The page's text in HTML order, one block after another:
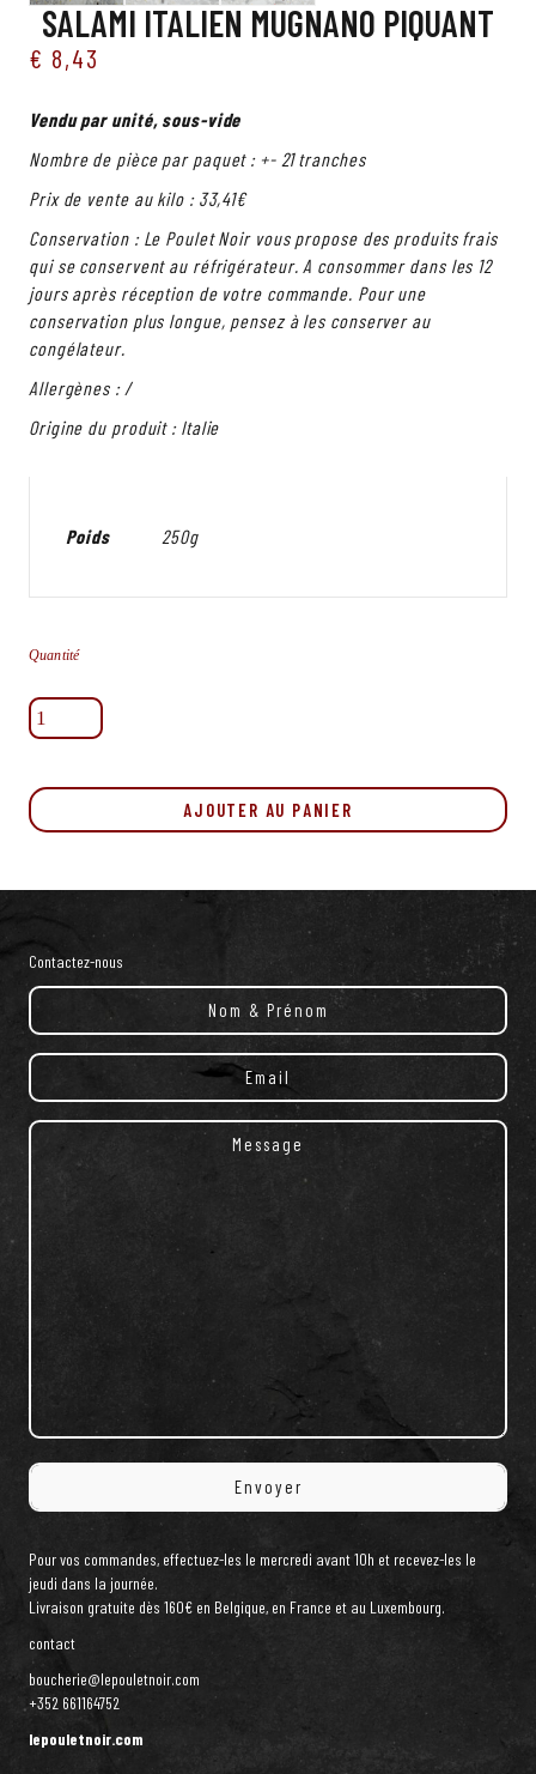
SALAMI ITALIEN MUGNANO PIQUANT
€ 8,43
Vendu par unité, sous-vide
Nombre de pièce par paquet : +- 21 tranches
Prix de vente au kilo : 33,41€
Conservation : Le Poulet Noir vous propose des produits frais
qui se conservent au réfrigérateur. A consommer dans les 12
jours après réception de votre commande. Pour une
conservation plus longue, pensez à les conserver au
congélateur.
Allergènes : /
Origine du produit : Italie
Poids 250g
Quantité
quantité
de
Mugnano
piquant
AJOUTER AU PANIER
Contactez-nous
Pour vos commandes, effectuez-les le mercredi avant 10h et recevez-les le
jeudi dans la journée.
Livraison gratuite dès 160€ en Belgique, en France et au Luxembourg.
contact
boucherie@lepouletnoir.com
+352 661164752
lepouletnoir.com